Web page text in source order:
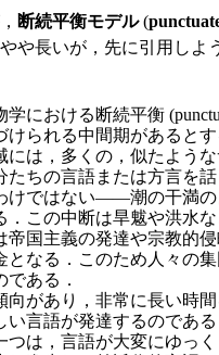
断続平衡モデル(
や長いが，先に引用しよ
おける断続平衡
られる中間期があると
は，多くの，似たよう
ちの言語または方言を
ではない――潮の干満
この中断は旱魃や洪水
国主義の発達や宗教的
なる．このため人々の
ある．
があり，非常に長い時
言語が発達するのである
は，言語が大変にゆっ